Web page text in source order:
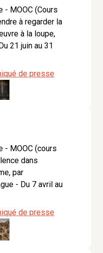
- MOOC (Cours
à regarder la
à la loupe,
21 juin au 31
de presse
- MOOC (cours
dans
par
- Du 7 avril au
de presse